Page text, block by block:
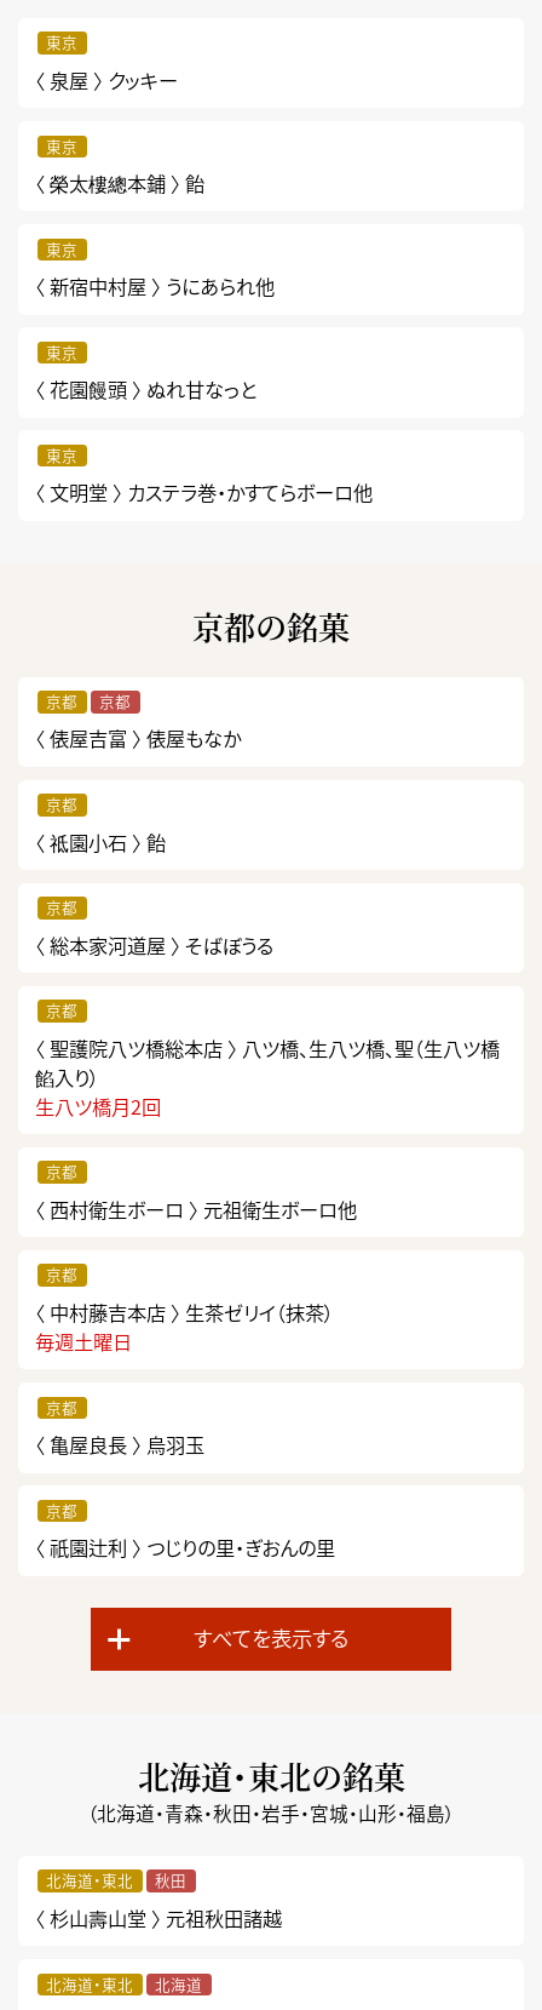
東京
〈 泉屋 〉 クッキー
東京
〈 榮太樓總本鋪 〉 飴
東京
〈 新宿中村屋 〉 うにあられ他
東京
〈 花園饅頭 〉 ぬれ甘なっと
東京
〈 文明堂 〉 カステラ巻・かすてらボーロ他
京都の銘菓
京都 京都
〈 俵屋吉富 〉 俵屋もなか
京都
〈 祗園小石 〉 飴
京都
〈 総本家河道屋 〉 そばぼうる
京都
〈 聖護院八ツ橋総本店 〉 八ツ橋、生八ツ橋、聖（生八ツ橋
餡入り）
生八ツ橋月2回
京都
〈 西村衛生ボーロ 〉 元祖衛生ボーロ他
京都
〈 中村藤吉本店 〉 生茶ゼリイ（抹茶）
毎週土曜日
京都
〈 亀屋良長 〉 烏羽玉
京都
〈 祇園辻利 〉 つじりの里・ぎおんの里
すべてを表示する
北海道・東北の銘菓
（北海道・青森・秋田・岩手・宮城・山形・福島）
北海道・東北 秋田
〈 杉山壽山堂 〉 元祖秋田諸越
北海道・東北 北海道